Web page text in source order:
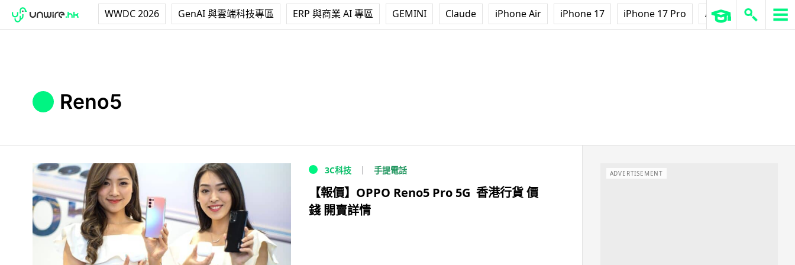
WWDC 2026 GenAI 與雲端科技專區 ERP 與商業 AI 專區 GEMINI Claude iPhone Air iPhone 17 iPhone 17 Pro AirPods Pro 3
Reno5
3C科技 手提電話
【報價】OPPO Reno5 Pro 5G 香港行貨 價
錢 開賣詳情
ADVERTISEMENT